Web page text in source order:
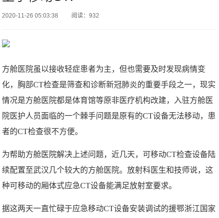
2020-11-26 05:03:38 阅读：932
方舱医院虽以接收轻症患者为主，但也需要及时发现病情变
化，胸部CT检查是筛查和诊断新冠肺炎的重要手段之一，现实
情况是方舱医院都是体育馆等原非医疗机构改建，入驻方舱医
院医护人员面临的一个棘手问题是原有的CT设备无法移动，患
者的CT检查很不方便。
为帮助方舱医院解决上述问题，近几天，可移动CT检查设备陆
续配置至武汉几个较大的方舱医院。放射科医生和技师说，这
种可移动的厢体式应急CT设备能满足放射室要求。
据这两天一直忙碌于应急移动CT设备安装调试的援鄂浙江国家